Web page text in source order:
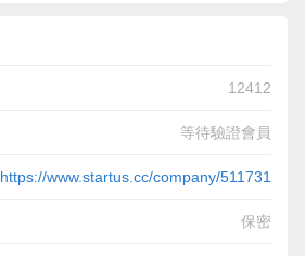
12412
等待驗證會員
https://www.startus.cc/company/511731
保密